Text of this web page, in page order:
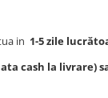
in 1-5 zile
cash la livrare)